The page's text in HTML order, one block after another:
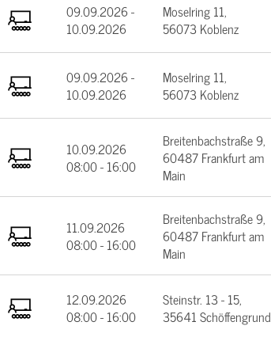
09.09.2026 -
10.09.2026
Moselring 11,
56073 Koblenz
09.09.2026 -
10.09.2026
Moselring 11,
56073 Koblenz
10.09.2026
08:00 - 16:00
Breitenbachstraße 9,
60487 Frankfurt am
Main
11.09.2026
08:00 - 16:00
Breitenbachstraße 9,
60487 Frankfurt am
Main
12.09.2026
08:00 - 16:00
Steinstr. 13 - 15,
35641 Schöffengrund